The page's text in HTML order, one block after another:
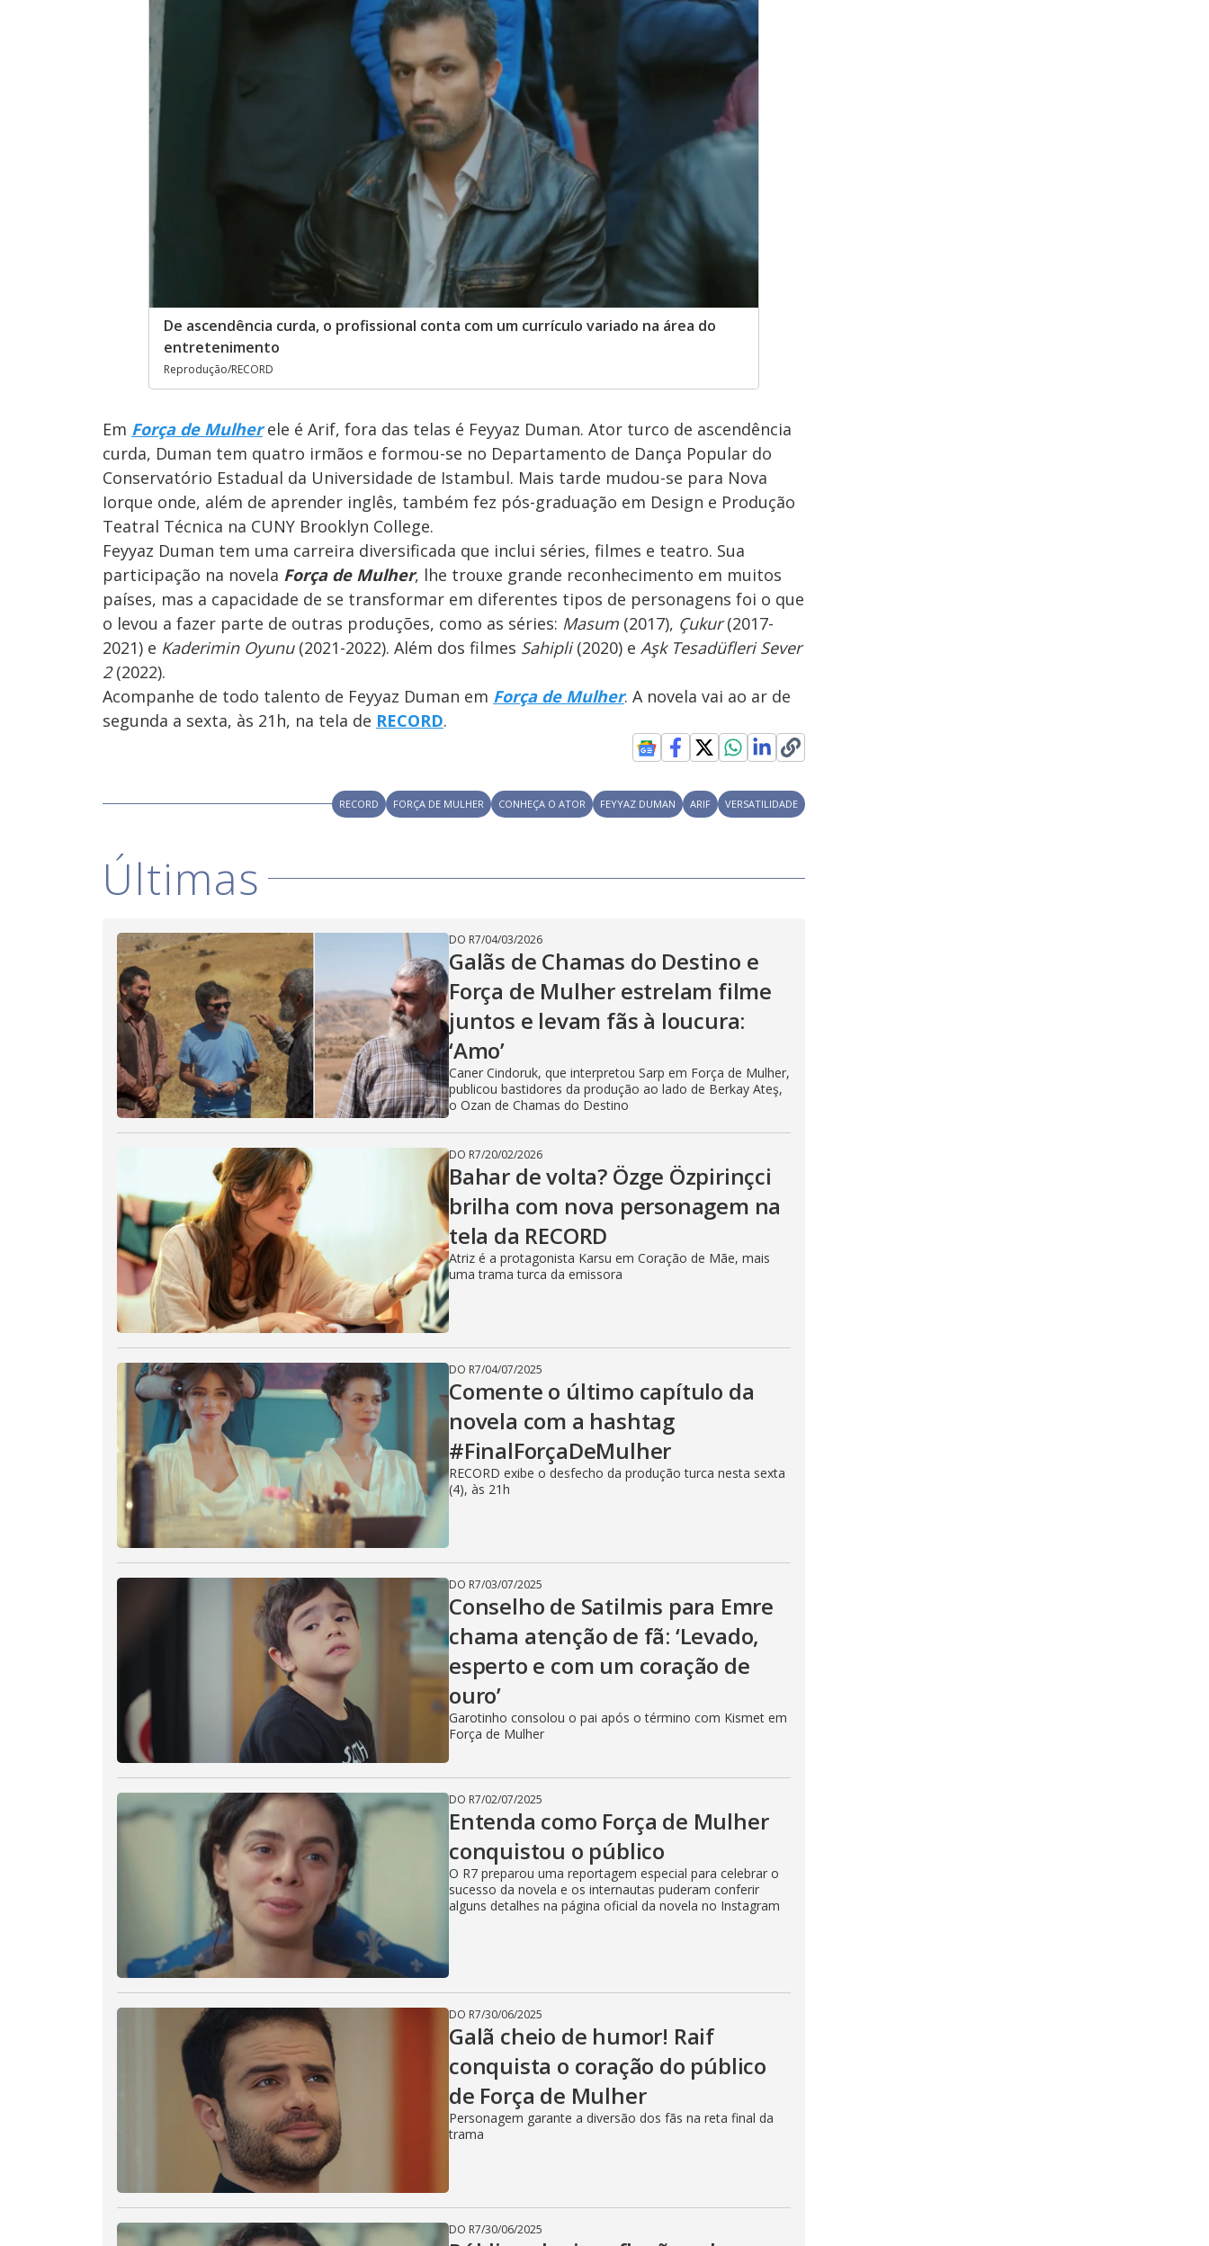
De ascendência curda, o profissional conta com um currículo variado na área do
entretenimento
Reprodução/RECORD
Em Força de Mulher ele é Arif, fora das telas é Feyyaz Duman. Ator turco de ascendência
curda, Duman tem quatro irmãos e formou-se no Departamento de Dança Popular do
Conservatório Estadual da Universidade de Istambul. Mais tarde mudou-se para Nova
Iorque onde, além de aprender inglês, também fez pós-graduação em Design e Produção
Teatral Técnica na CUNY Brooklyn College.
Feyyaz Duman tem uma carreira diversificada que inclui séries, filmes e teatro. Sua
participação na novela Força de Mulher, lhe trouxe grande reconhecimento em muitos
países, mas a capacidade de se transformar em diferentes tipos de personagens foi o que
o levou a fazer parte de outras produções, como as séries: Masum (2017), Çukur(2017-
2021) e Kaderimin Oyunu(2021-2022). Além dos filmes Sahipli(2020) e Aşk Tesadüfleri Sever
2(2022).
Acompanhe de todo talento de Feyyaz Duman em Força de Mulher. A novela vai ao ar de
segunda a sexta, às 21h, na tela de RECORD.
RECORD FORÇA DE MULHER CONHEÇA O ATOR FEYYAZ DUMAN ARIF VERSATILIDADE
Últimas
DO R7/04/03/2026
Galãs de Chamas do Destino e
Força de Mulher estrelam filme
juntos e levam fãs à loucura:
‘Amo’
Caner Cindoruk, que interpretou Sarp em Força de Mulher,
publicou bastidores da produção ao lado de Berkay Ateş,
o Ozan de Chamas do Destino
DO R7/20/02/2026
Bahar de volta? Özge Özpirinçci
brilha com nova personagem na
tela da RECORD
Atriz é a protagonista Karsu em Coração de Mãe, mais
uma trama turca da emissora
DO R7/04/07/2025
Comente o último capítulo da
novela com a hashtag
#FinalForçaDeMulher
RECORD exibe o desfecho da produção turca nesta sexta
(4), às 21h
DO R7/03/07/2025
Conselho de Satilmis para Emre
chama atenção de fã: ‘Levado,
esperto e com um coração de
ouro’
Garotinho consolou o pai após o término com Kismet em
Força de Mulher
DO R7/02/07/2025
Entenda como Força de Mulher
conquistou o público
O R7 preparou uma reportagem especial para celebrar o
sucesso da novela e os internautas puderam conferir
alguns detalhes na página oficial da novela no Instagram
DO R7/30/06/2025
Galã cheio de humor! Raif
conquista o coração do público
de Força de Mulher
Personagem garante a diversão dos fãs na reta final da
trama
DO R7/30/06/2025